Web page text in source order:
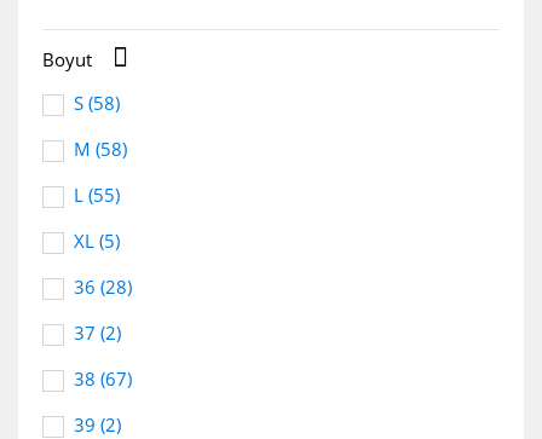
Boyut 
S (58)
M (58)
L (55)
XL (5)
36 (28)
37 (2)
38 (67)
39 (2)